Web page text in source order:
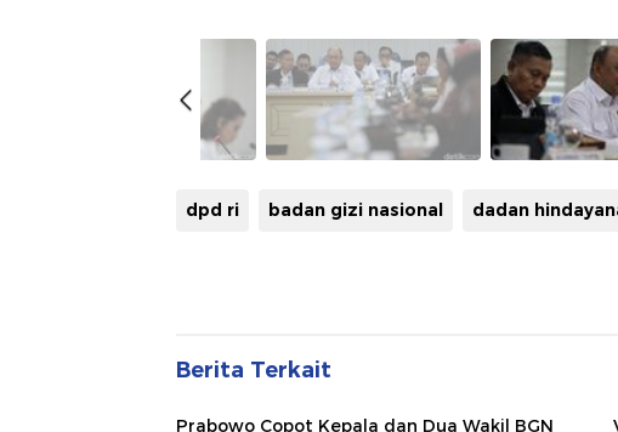
dpd ri badan gizi nasional dadan
Berita Terkait
Prabowo Copot Kepala dan Dua Wakil BGN